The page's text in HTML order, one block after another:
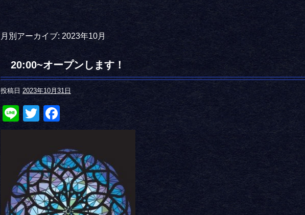
月別アーカイブ: 2023年10月
20:00~オープンします！
投稿日 2023年10月31日
LineTwitter